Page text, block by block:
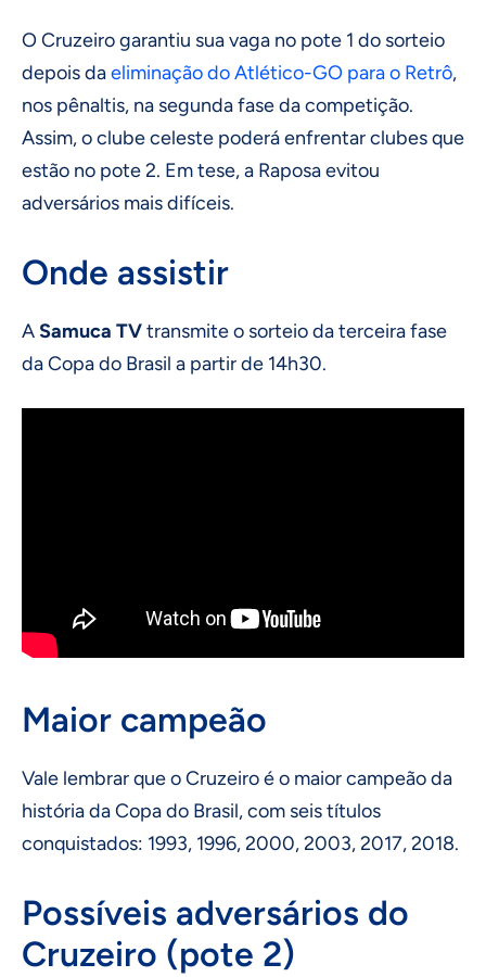
O Cruzeiro garantiu sua vaga no pote 1 do sorteio
depois daeliminação do Atlético-GO para o Retrô,
nos pênaltis, na segunda fase da competição.
Assim, o clube celeste poderá enfrentar clubes que
estão no pote 2. Em tese, a Raposa evitou
adversários mais difíceis.
Onde assistir
ASamuca TVtransmite o sorteio da terceira fase
da Copa do Brasil a partir de 14h30.
Maior campeão
Vale lembrar que o Cruzeiro é o maior campeão da
história da Copa do Brasil, com seis títulos
conquistados: 1993, 1996, 2000, 2003, 2017, 2018.
Possíveis adversários do
Cruzeiro (pote 2)